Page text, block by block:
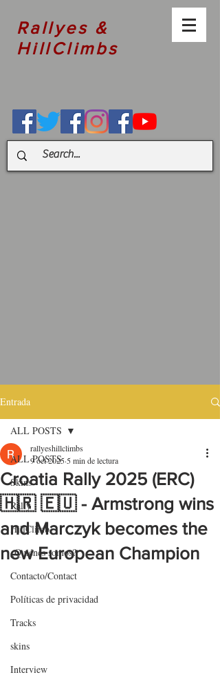
Rallyes &
HillClimbs
Entrada
ALL POSTS
Skins
Rally
HillClimb
¿Quiénes somos?
Contacto/Contact
Políticas de privacidad
Tracks
skins
Interview
ALL POSTS
Croatia Rally 2025 (ERC)
🇭🇷 🇪🇺 - Armstrong wins
and Marczyk becomes the
new European Champion
rallyeshillclimbs
9 oct 2025 5 min de lectura